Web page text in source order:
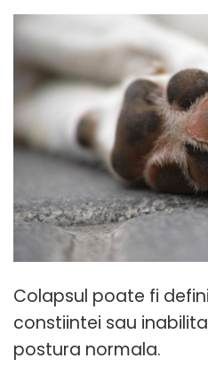
Colapsul poate fi
constiintei sau
postura normala.